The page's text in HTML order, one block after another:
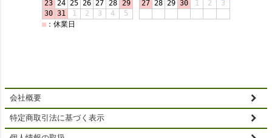
会社概要
特定商取引法に基づく表示